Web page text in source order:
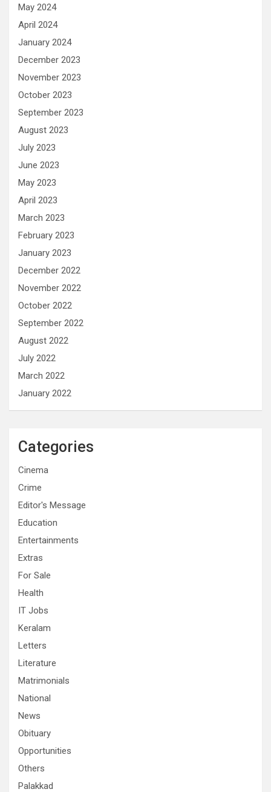
May 2024
April 2024
January 2024
December 2023
November 2023
October 2023
September 2023
August 2023
July 2023
June 2023
May 2023
April 2023
March 2023
February 2023
January 2023
December 2022
November 2022
October 2022
September 2022
August 2022
July 2022
March 2022
January 2022
Categories
Cinema
Crime
Editor's Message
Education
Entertainments
Extras
For Sale
Health
IT Jobs
Keralam
Letters
Literature
Matrimonials
National
News
Obituary
Opportunities
Others
Palakkad